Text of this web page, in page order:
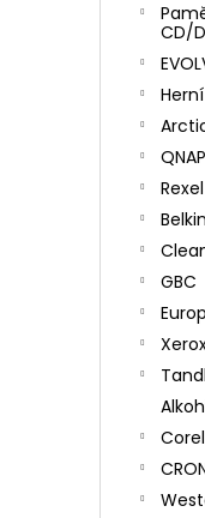
CD/
QNAP
Rexel
Belkin
GBC